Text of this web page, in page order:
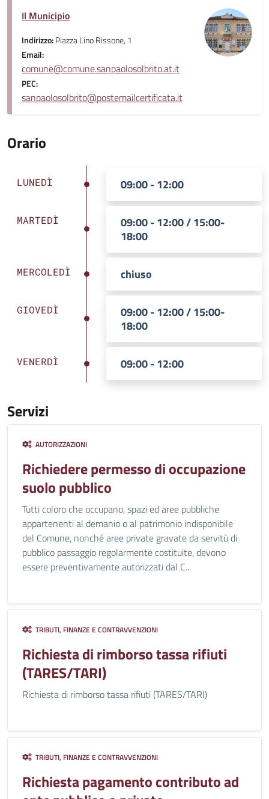
Il Municipio
Indirizzo:Piazza Lino Rissone, 1
Email:
comune@comune.sanpaolosolbrito.at.it
PEC:
sanpaolosolbrito@postemailcertificata.it
Orario
LUNEDÌ 09:00 - 12:00
MARTEDÌ
09:00 - 12:00 / 15:00-
18:00
MERCOLEDÌ chiuso
GIOVEDÌ
09:00 - 12:00 / 15:00-
18:00
VENERDÌ 09:00 - 12:00
Servizi
AUTORIZZAZIONI
Richiedere permesso di occupazione
suolo pubblico
Tutti coloro che occupano, spazi ed aree pubbliche
appartenenti al demanio o al patrimonio indisponibile
del Comune, nonché aree private gravate da servitù di
pubblico passaggio regolarmente costituite, devono
essere preventivamente autorizzati dal C...
TRIBUTI, FINANZE E CONTRAVVENZIONI
Richiesta di rimborso tassa rifiuti
(TARES/TARI)
Richiesta di rimborso tassa rifiuti (TARES/TARI)
TRIBUTI, FINANZE E CONTRAVVENZIONI
Richiesta pagamento contributo ad